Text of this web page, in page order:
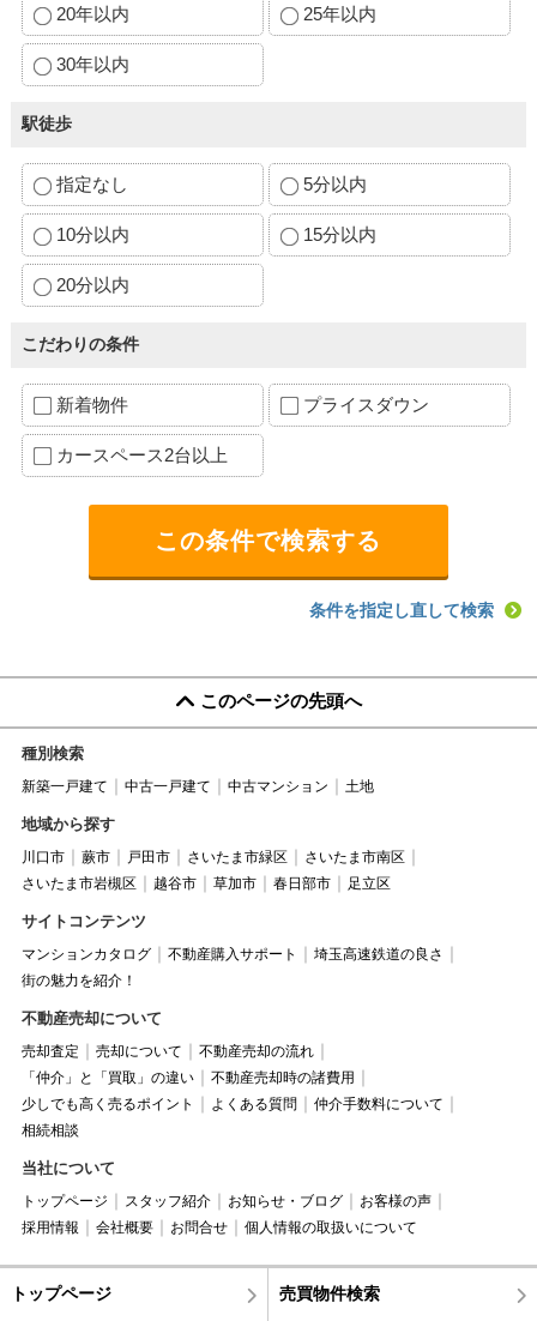
20年以内 25年以内
30年以内
駅徒歩
指定なし 5分以内
10分以内 15分以内
20分以内
こだわりの条件
新着物件 プライスダウン
カースペース2台以上
条件を指定し直して検索
このページの先頭へ
種別検索
新築一戸建て 中古一戸建て 中古マンション 土地
地域から探す
川口市 蕨市 戸田市 さいたま市緑区
さいたま市南区
さいたま市岩槻区
越谷市 草加市 春日部市 足立区
サイトコンテンツ
マンションカタログ 不動産購入サポート
埼玉高速鉄道の良さ
街の魅力を紹介！
不動産売却について
売却査定 売却について
不動産売却の流れ
「仲介」と「買取」の違い
不動産売却時の諸費用
少しでも高く売るポイント
よくある質問
仲介手数料について
相続相談
当社について
トップページ スタッフ紹介 お知らせ・ブログ
お客様の声
採用情報
会社概要 お問合せ 個人情報の取扱いについて
トップページ 売買物件検索